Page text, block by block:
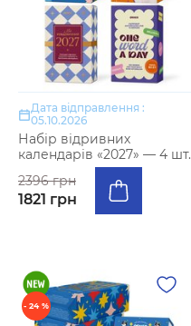
Дата відправлення :
05.10.2026
Набір відривних
календарів «2027» — 4 шт.
2396 грн
1821 грн
- 24 %